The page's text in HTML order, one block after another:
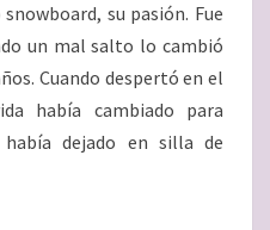
su pasión. Fue
un mal salto lo cambió
Cuando despertó en el
había cambiado para
dejado en silla de